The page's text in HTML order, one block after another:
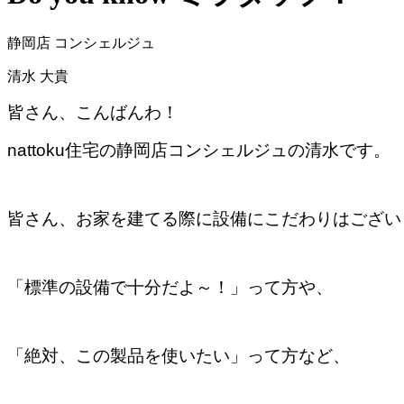
静岡店 コンシェルジュ
清水 大貴
皆さん、こんばんわ！
nattoku住宅の静岡店コンシェルジュの清水です。
皆さん、お家を建てる際に設備にこだわりはござ
「標準の設備で十分だよ～！」って方や、
「絶対、この製品を使いたい」って方など、